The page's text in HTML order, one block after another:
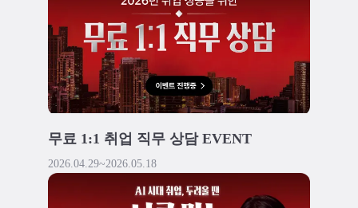
무료 1:1 취업 직무 상담 EVENT
2026.04.29~2026.05.18